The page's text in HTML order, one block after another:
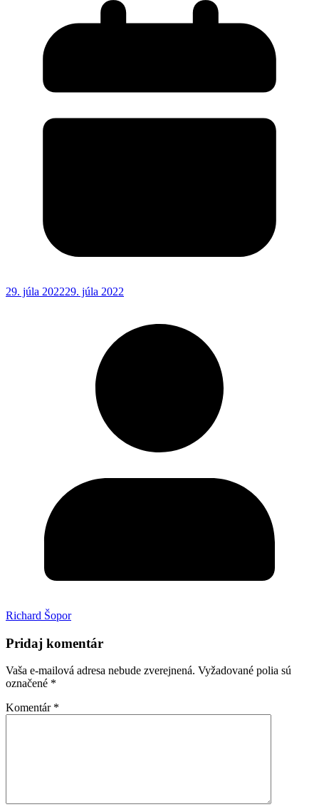
29. júla 202229. júla 2022
Richard Šopor
Pridaj komentár
Vaša e-mailová adresa nebude zverejnená. Vyžadované polia sú
označené *
Komentár *